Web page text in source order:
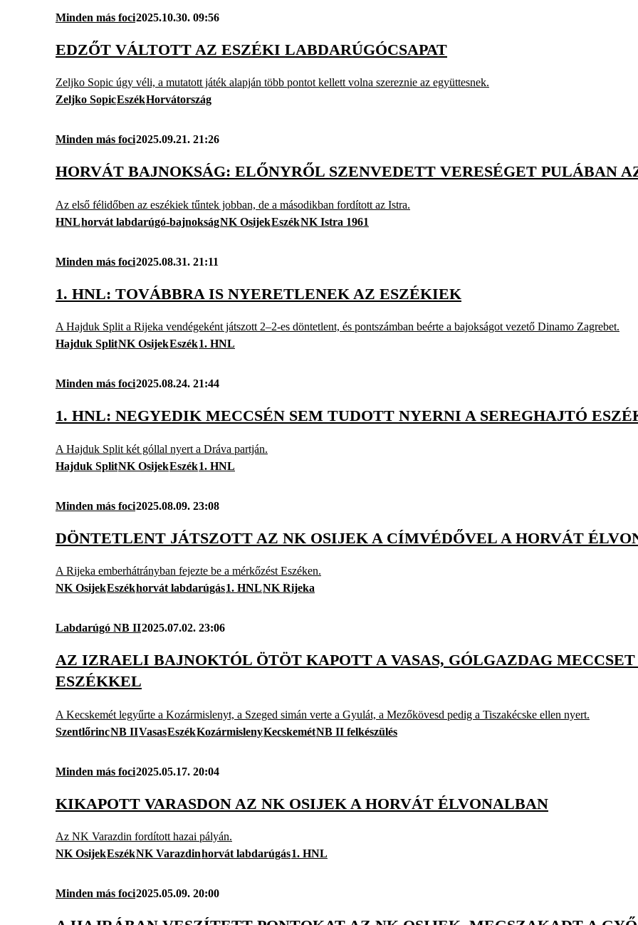
Minden más foci2025.10.30. 09:56
EDZŐT VÁLTOTT AZ ESZÉKI LABDARÚGÓCSAPAT
Zeljko Sopic úgy véli, a mutatott játék alapján több pontot kellett volna szereznie az együttesnek.
Zeljko SopicEszékHorvátország
Minden más foci2025.09.21. 21:26
HORVÁT BAJNOKSÁG: ELŐNYRŐL SZENVEDETT VERESÉGET PULÁBAN
Az első félidőben az eszékiek tűntek jobban, de a másodikban fordított az Istra.
HNLhorvát labdarúgó-bajnokságNK OsijekEszékNK Istra 1961
Minden más foci2025.08.31. 21:11
1. HNL: TOVÁBBRA IS NYERETLENEK AZ ESZÉKIEK
A Hajduk Split a Rijeka vendégeként játszott 2–2-es döntetlent, és pontszámban beérte a bajokságot vezető Dinamo Zagrebet.
Hajduk SplitNK OsijekEszék1. HNL
Minden más foci2025.08.24. 21:44
1. HNL: NEGYEDIK MECCSÉN SEM TUDOTT NYERNI A SEREGHAJTÓ
A Hajduk Split két góllal nyert a Dráva partján.
Hajduk SplitNK OsijekEszék1. HNL
Minden más foci2025.08.09. 23:08
DÖNTETLENT JÁTSZOTT AZ NK OSIJEK A CÍMVÉDŐVEL A HORVÁT
A Rijeka emberhátrányban fejezte be a mérkőzést Eszéken.
NK OsijekEszékhorvát labdarúgás1. HNLNK Rijeka
Labdarúgó NB II2025.07.02. 23:06
AZ IZRAELI BAJNOKTÓL ÖTÖT KAPOTT A VASAS, GÓLGAZDAG
ESZÉKKEL
A Kecskemét legyűrte a Kozármislenyt, a Szeged simán verte a Gyulát, a Mezőkövesd pedig a Tiszakécske ellen nyert.
SzentlőrincNB IIVasasEszékKozármislenyKecskemétNB II felkészülés
Minden más foci2025.05.17. 20:04
KIKAPOTT VARASDON AZ NK OSIJEK A HORVÁT ÉLVONALBAN
Az NK Varazdin fordított hazai pályán.
NK OsijekEszékNK Varazdinhorvát labdarúgás1. HNL
Minden más foci2025.05.09. 20:00